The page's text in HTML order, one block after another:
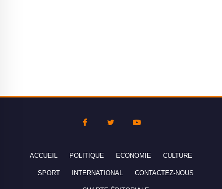
ACCUEIL POLITIQUE ECONOMIE CULTURE
SPORT INTERNATIONAL CONTACTEZ-NOUS